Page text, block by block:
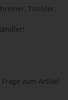
Tischler,
Frage zum Artikel